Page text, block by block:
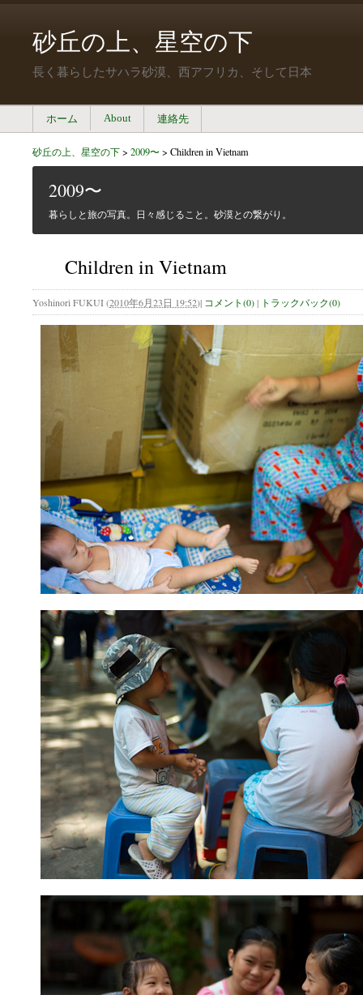
砂丘の上、星空の下
長く暮らしたサハラ砂漠、西アフリカ、そして日本
ホーム About 連絡先
砂丘の上、星空の下> 2009〜> Children in Vietnam
2009〜
暮らしと旅の写真。日々感じること。砂漠との繋がり。
Children in Vietnam
Yoshinori FUKUI(2010年6月23日 19:52)| コメント(0)| トラックバック(0)